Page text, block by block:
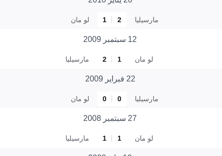
مارسيليا 2
1 لو مان
12 سبتمبر 2009
لو مان 1
2 مارسيليا
22 فبراير 2009
مارسيليا 0
0 لو مان
27 سبتمبر 2008
لو مان 1
1 مارسيليا